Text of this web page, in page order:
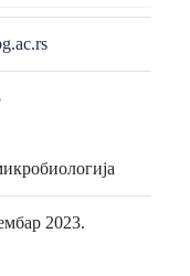
2023.